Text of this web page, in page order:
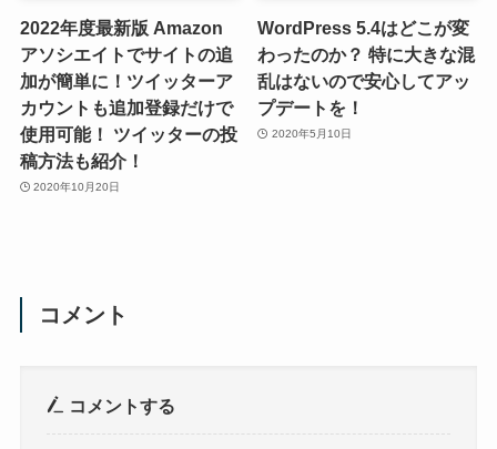
2022年度最新版 Amazon
アソシエイトでサイトの追
加が簡単に！ツイッターア
カウントも追加登録だけで
使用可能！ ツイッターの投
稿方法も紹介！
2020年10月20日
WordPress 5.4はどこが変
わったのか？ 特に大きな混
乱はないので安心してアッ
プデートを！
2020年5月10日
コメント
コメントする